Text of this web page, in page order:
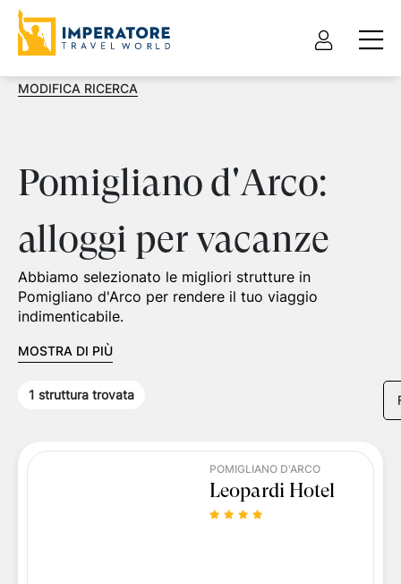
MODIFICA RICERCA
Pomigliano d'Arco:
alloggi per vacanze
Abbiamo selezionato le migliori strutture in
Pomigliano d'Arco per rendere il tuo viaggio
indimenticabile.
MOSTRA DI PIÙ
1 struttura trovata
POMIGLIANO D'ARCO
Leopardi Hotel